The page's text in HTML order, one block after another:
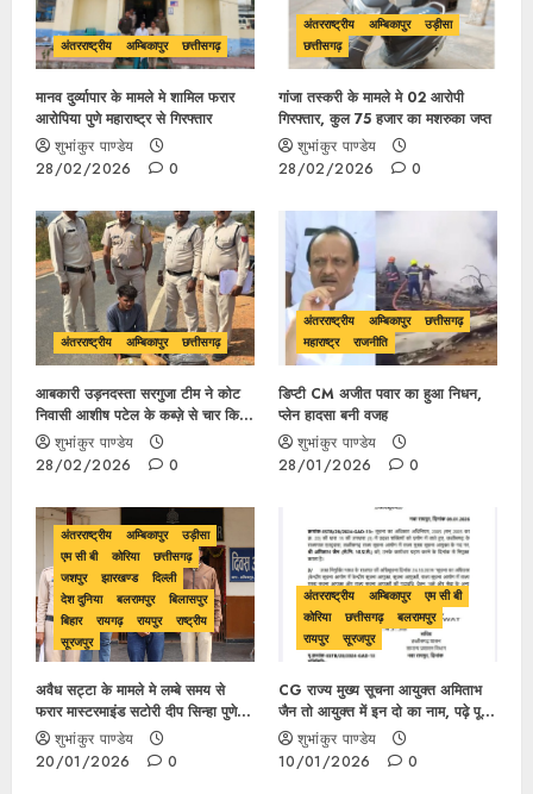
अंतरराष्ट्रीय अम्बिकापुर छत्तीसगढ़
मानव दुर्व्यापार के मामले मे शामिल फरार
आरोपिया पुणे महाराष्ट्र से गिरफ्तार
शुभांकुर पाण्डेय
28/02/2026
0
अंतरराष्ट्रीय अम्बिकापुर
उड़ीसा
छत्तीसगढ़
गांजा तस्करी के मामले मे 02 आरोपी
गिरफ्तार, कुल 75 हजार का मशरुका जप्त
शुभांकुर पाण्डेय
28/02/2026
0
अंतरराष्ट्रीय अम्बिकापुर छत्तीसगढ़
आबकारी उड़नदस्ता सरगुजा टीम ने कोट
निवासी आशीष पटेल के कब्ज़े से चार किलो
मादक पदार्थ गांजा जब्त कर जेल दाखिल की
हुई कार्रवाई
शुभांकुर पाण्डेय
28/02/2026
0
अंतरराष्ट्रीय अम्बिकापुर
छत्तीसगढ़
महाराष्ट्र
राजनीति
डिप्टी CM अजीत पवार का हुआ निधन,
प्लेन हादसा बनी वजह
शुभांकुर पाण्डेय
28/01/2026
0
अंतरराष्ट्रीय अम्बिकापुर
उड़ीसा
एम सी बी
कोरिया
छत्तीसगढ़
जशपुर
झारखण्ड
दिल्ली
देश दुनिया
बलरामपुर
बिलासपुर
बिहार
रायगढ़ रायपुर
राष्ट्रीय
सूरजपुर
अवैध सट्टा के मामले मे लम्बे समय से
फरार मास्टरमाइंड सटोरी दीप सिन्हा पुणे
महाराष्ट्र से गिरफ्तार
शुभांकुर पाण्डेय
20/01/2026
0
अंतरराष्ट्रीय अम्बिकापुर
एम सी बी
कोरिया
छत्तीसगढ़
बलरामपुर
रायपुर
सूरजपुर
CG राज्य मुख्य सूचना आयुक्त अमिताभ
जैन तो आयुक्त में इन दो का नाम, पढ़े पूरी
खबर….शुभांकुर पाण्डेय
10/01/2026
0